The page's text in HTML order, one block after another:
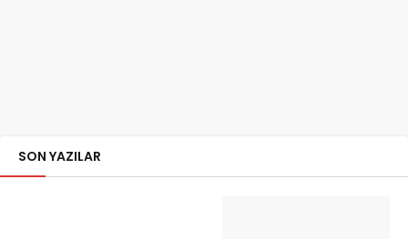
SON YAZILAR